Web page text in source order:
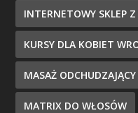
INTERNETOWY SKLEP
KURSY DLA KOBIET
MASAŻ
MATRIX DO WŁOSÓW